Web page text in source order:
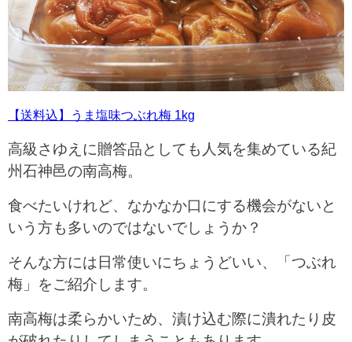
【送料込】うま塩味つぶれ梅 1kg
高級さゆえに贈答品としても人気を集めている紀
州石神邑の南高梅。
食べたいけれど、なかなか口にする機会がないと
いう方も多いのではないでしょうか？
そんな方には日常使いにちょうどいい、「つぶれ
梅」をご紹介します。
南高梅は柔らかいため、漬け込む際に潰れたり皮